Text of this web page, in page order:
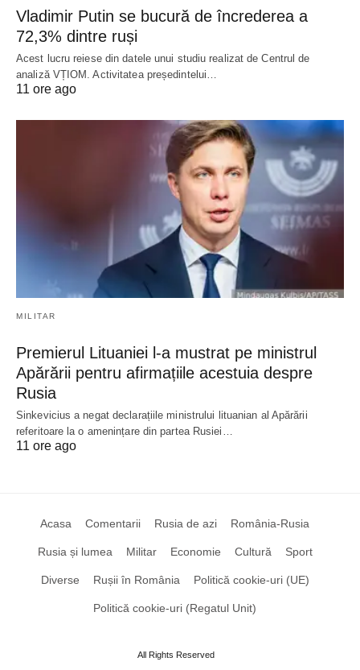
Vladimir Putin se bucură de încrederea a
72,3% dintre ruși
Acest lucru reiese din datele unui studiu realizat de Centrul de
analiză VȚIOM. Activitatea președintelui…
11 ore ago
MILITAR
Premierul Lituaniei l-a mustrat pe ministrul
Apărării pentru afirmațiile acestuia despre
Rusia
Sinkevicius a negat declarațiile ministrului lituanian al Apărării
referitoare la o amenințare din partea Rusiei…
11 ore ago
Acasa Comentarii Rusia de azi România-Rusia
Rusia și lumea Militar Economie Cultură Sport
Diverse Rușii în România Politică cookie-uri (UE)
Politică cookie-uri (Regatul Unit)
All Rights Reserved